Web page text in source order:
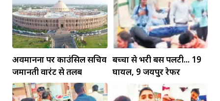
अवमानना पर काउंसिल सचिव
जमानती वारंट से तलब
बच्चों से भरी बस पलटी... 19
घायल, 9 जयपुर रेफर